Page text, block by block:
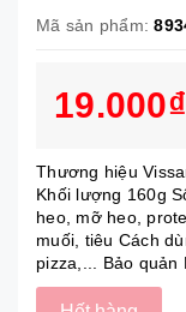
Mã sản phẩm:
19.000₫
Thương hiệu
Khối lượng 160g
heo, mỡ heo,
muối, tiêu Cách
pizza,... Bảo quản